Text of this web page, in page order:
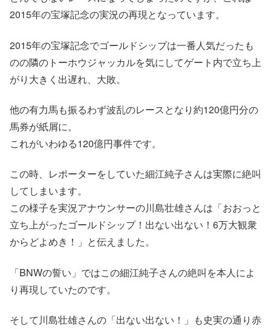
2015年の宝塚記念の実況の再現となっています。
2015年の宝塚記念でゴールドシップは一番人気だったも
のの隣のトーホウジャッカルを気にしてゲート内で立ち上
がり大きく出遅れ、大敗。
他の有力馬も振るわず波乱のレースとなり約120億円分の
馬券が紙屑に。
これがいわゆる120億円事件です。
この時、レポーターをしていた細江純子さんは実際に絶叫
してしまいます。
この様子を実況アナウンサーの川島壮雄さんは「おおっと
立ち上がったゴールドシップ！出ない出ない！6万大観衆
からどよめき！」と伝えました。
「BNWの誓い」ではこの細江純子さんの絶叫を本人によ
り再現していたのです。
そして川島壮雄さんの「出ない出ない！」も史実の通り赤